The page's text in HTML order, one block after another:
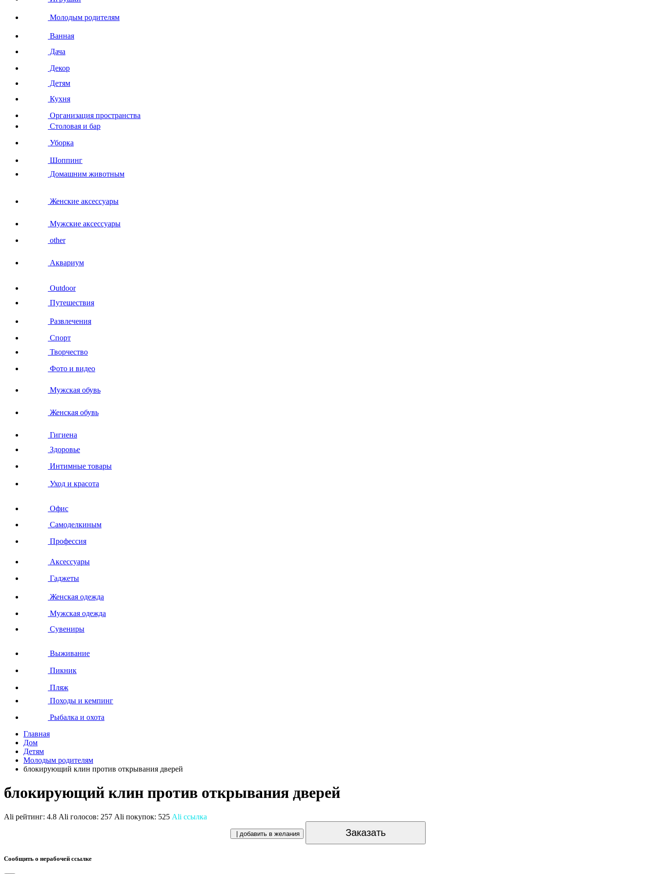
Молодым родителям
Ванная
Дача
Декор
Детям
Кухня
Организация пространства
Столовая и бар
Уборка
Шоппинг
Домашним животным
Женские аксессуары
Мужские аксессуары
other
Аквариум
Outdoor
Путешествия
Развлечения
Спорт
Творчество
Фото и видео
Мужская обувь
Женская обувь
Гигиена
Здоровье
Интимные товары
Уход и красота
Офис
Самоделкиным
Профессия
Аксессуары
Гаджеты
Женская одежда
Мужская одежда
Сувениры
Выживание
Пикник
Пляж
Походы и кемпинг
Рыбалка и охота
Главная
Дом
Детям
Молодым родителям
блокирующий клин против открывания дверей
блокирующий клин против открывания дверей
Ali рейтинг: 4.8 Ali голосов: 257 Ali покупок: 525 Ali ссылка
| добавить в желания Заказать
Сообщить о нерабочей ссылке